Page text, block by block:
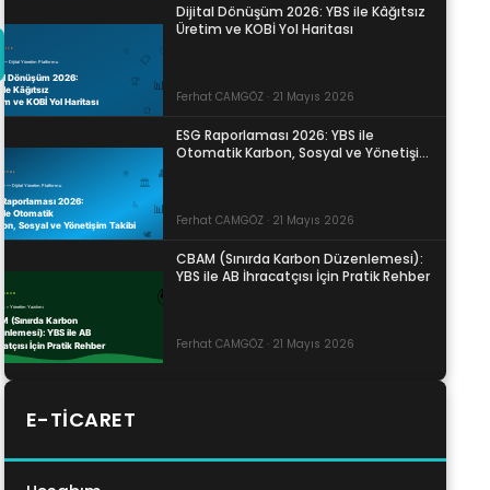
Dijital Dönüşüm 2026: YBS ile Kâğıtsız
Üretim ve KOBİ Yol Haritası
Ferhat CAMGÖZ · 21 Mayıs 2026
ESG Raporlaması 2026: YBS ile
Otomatik Karbon, Sosyal ve Yönetişim
Ferhat CAMGÖZ · 21 Mayıs 2026
CBAM (Sınırda Karbon Düzenlemesi):
YBS ile AB İhracatçısı İçin Pratik Rehber
Ferhat CAMGÖZ · 21 Mayıs 2026
E-TICARET